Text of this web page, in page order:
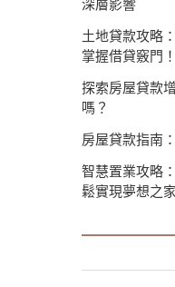
深層影響
土地貸款攻略
掌握借貸竅門！
探索房屋貸款
嗎？
房屋貸款指南
智慧置業攻略
鬆實現夢想之家